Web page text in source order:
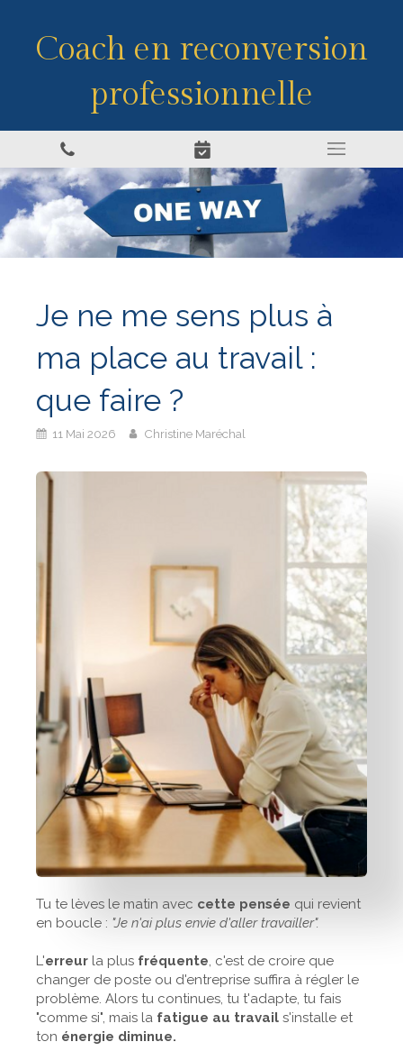
Coach en reconversion
professionnelle
Je ne me sens plus à
ma place au travail :
que faire ?
11 Mai 2026 Christine Maréchal
Tu te lèves le matin avec cette pensée qui revient
en boucle : "Je n'ai plus envie d'aller travailler".
L'erreur la plus fréquente, c'est de croire que
changer de poste ou d'entreprise suffira à régler le
problème. Alors tu continues, tu t'adapte, tu fais
"comme si", mais la fatigue au travail s'installe et
ton énergie diminue.